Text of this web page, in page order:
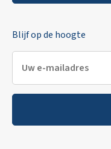
Blijf op de hoogte